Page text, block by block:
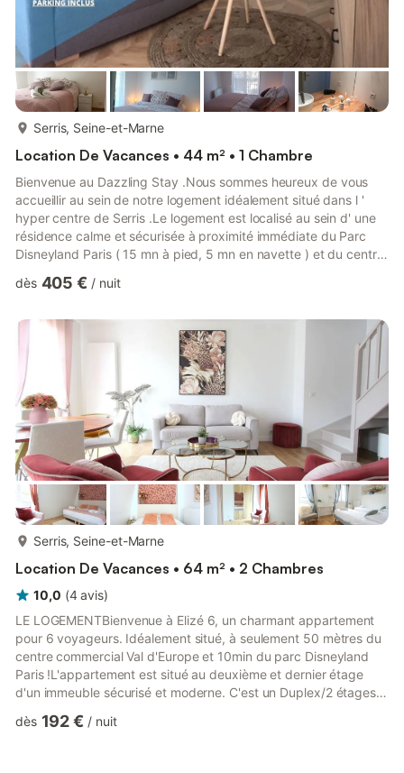
Serris, Seine-et-Marne
Location De Vacances • 44 m² • 1 Chambre
Bienvenue au Dazzling Stay .Nous sommes heureux de vous
accueillir au sein de notre logement idéalement situé dans l '
hyper centre de Serris .Le logement est localisé au sein d' une
résidence calme et sécurisée à proximité immédiate du Parc
Disneyland Paris ( 15 mn à pied, 5 mn en navette ) et du centre
boutiques et de ces 30 restaurants . Notre appartement
équipé d' un matelas confortable ( couettes et oreillers moelleux
inclus)-un lit parapluie avec un matelas rehaussé pour ...
dès 405 € / nuit
Serris, Seine-et-Marne
Location De Vacances • 64 m² • 2 Chambres
10,0 (4 avis)
LE LOGEMENTBienvenue à Elizé 6, un charmant appartement
pour 6 voyageurs. Idéalement situé, à seulement 50 mètres du
centre commercial Val d'Europe et 10min du parc Disneyland
Paris !L'appartement est situé au deuxième et dernier étage
d'un immeuble sécurisé et moderne. C'est un Duplex/2 étages
lit, 2 voyageurs)- une cuisine entièrement équipée (four, plaque
dès 192 € / nuit